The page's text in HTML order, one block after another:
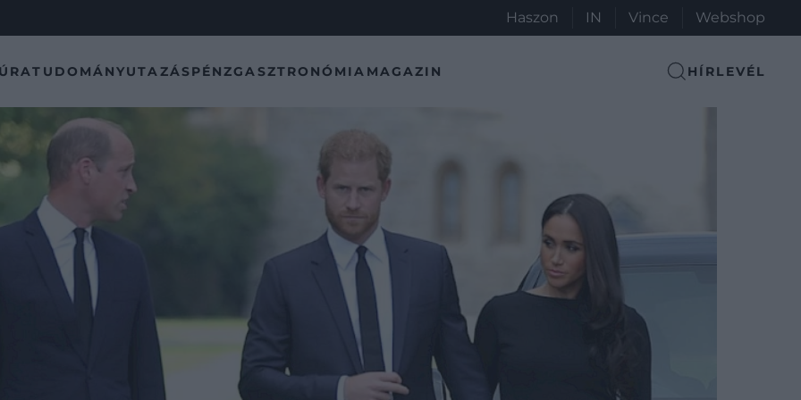
Haszon IN Vince Webshop
TUDOMÁNYUTAZÁSPÉNZGASZTRONÓMIA MAGAZIN HÍRLEVÉL